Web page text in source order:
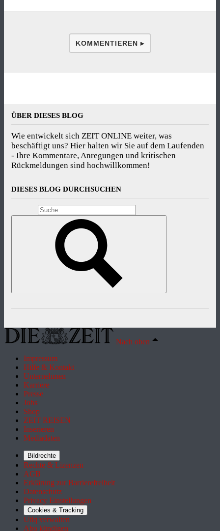
KOMMENTIEREN ▸
ÜBER DIESES BLOG
Wie entwickelt sich ZEIT ONLINE weiter, was
beschäftigt uns? Hier halten wir Sie auf dem Laufenden
- Ihre Kommentare, Anregungen und kritischen
Rückmeldungen sind hochwillkommen!
DIESES BLOG DURCHSUCHEN
Nach oben
Impressum
Hilfe & Kontakt
Unternehmen
Karriere
Presse
Jobs
Shop
ZEIT REISEN
Inserieren
Mediadaten
Bildrechte
Rechte & Lizenzen
AGB
Erklärung zur Barrierefreiheit
Datenschutz
Privacy Einstellungen
Cookies & Tracking
Utiq verwalten
Abo kündigen